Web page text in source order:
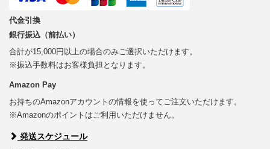
代金引換
銀行振込（前払い）
合計が15,000円以上の場合のみご選択いただけます。
※振込手数料はお客様負担となります。
Amazon Pay
お持ちのAmazonアカウントの情報を使ってご注文いただけます。
※Amazonのポイントはご利用いただけません。
発送スケジュール